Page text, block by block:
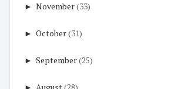
► November(33)
► October(31)
► September(25)